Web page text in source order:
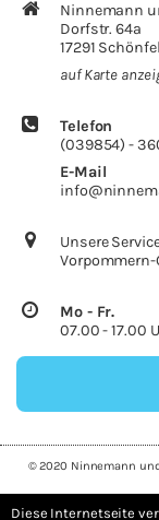
Nin­ne­mann
Dorf­str. 64a
17291
auf Karte
Te­le­fon
(039854) -
E-​Mail
Un­se­re
Vorpommern-​
Mo - Fr.
07.00 - 17.00
© 2020 Ninnemann und
Diese Internetseite